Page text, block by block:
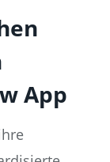
App